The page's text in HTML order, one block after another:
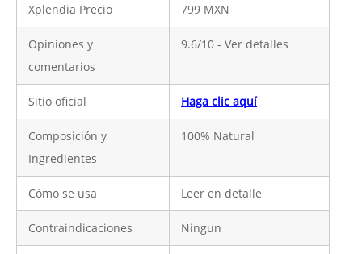
Xplendia Precio 799 MXN
Opiniones y
comentarios
9.6/10 - Ver detalles
Sitio oficial Haga clic aquí
Composición y
Ingredientes
100% Natural
Cómo se usa Leer en detalle
Contraindicaciones Ningun